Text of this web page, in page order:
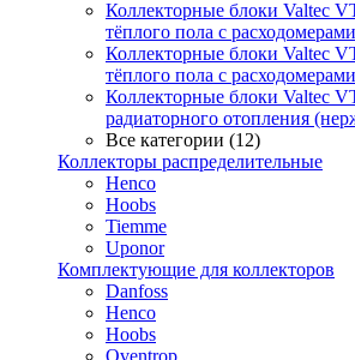
Коллекторные блоки Valtec
тёплого пола с
Коллекторные блоки Valtec
тёплого пола с
Коллекторные блоки Valtec
радиаторного отопления
Все категории (12)
Коллекторы распределительные
Henco
Hoobs
Tiemme
Uponor
Комплектующие для коллекторов
Danfoss
Henco
Hoobs
Oventrop